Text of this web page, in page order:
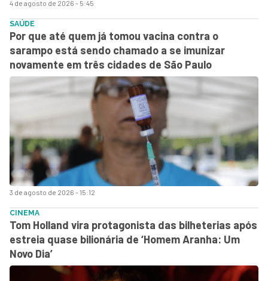
4 de agosto de 2026 - 5:45
3 de agosto de 2026 - 15:12
SAÚDE
Por que até quem já tomou vacina contra o
sarampo está sendo chamado a se imunizar
novamente em três cidades de São Paulo
CINEMA
Tom Holland vira protagonista das bilheterias após
estreia quase bilionária de ‘Homem Aranha: Um
Novo Dia’